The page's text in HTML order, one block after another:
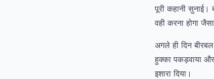
पूरी कहानी
वही करना होगा
अगले ही दिन
हुक्का पकड़वाया
इशारा दिया।